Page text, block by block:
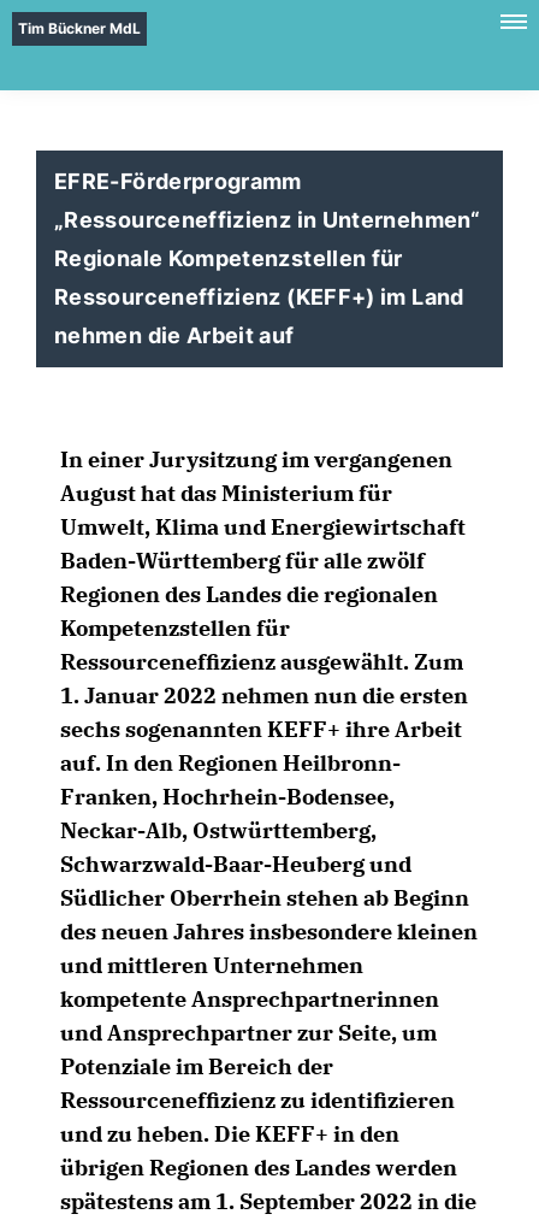
Tim Bückner MdL
EFRE-Förderprogramm
Ressourceneffizienz in Unternehmen“
Regionale Kompetenzstellen für
Ressourceneffizienz (KEFF+) im Land
nehmen die Arbeit auf
In einer Jurysitzung im vergangenen
August hat das Ministerium für
Umwelt, Klima und Energiewirtschaft
Baden-Württemberg für alle zwölf
Regionen des Landes die regionalen
Kompetenzstellen für
Ressourceneffizienz ausgewählt. Zum
1. Januar 2022 nehmen nun die ersten
sechs sogenanntenKEFF+ ihre Arbeit
auf. In den Regionen Heilbronn-
Franken, Hochrhein-Bodensee,
Neckar-Alb, Ostwürttemberg,
Schwarzwald-Baar-Heuberg und
Südlicher Oberrhein stehen ab Beginn
des neuen Jahres insbesondere kleinen
und mittleren Unternehmen
kompetente Ansprechpartnerinnen
und Ansprechpartner zur Seite, um
Potenziale im Bereich der
Ressourceneffizienz zu identifizieren
und zu heben. DieKEFF+ in den
übrigen Regionen des Landes werden
spätestens am 1. September 2022 in die